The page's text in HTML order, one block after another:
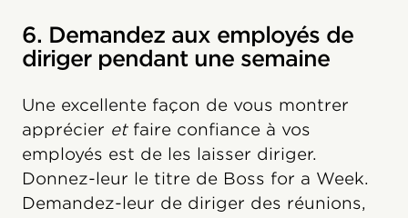
6. Demandez aux employés de
diriger pendant une semaine
Une excellente façon de vous montrer
apprécier et faire confiance à vos
employés est de les laisser diriger.
Donnez-leur le titre de Boss for a Week.
Demandez-leur de diriger des réunions,